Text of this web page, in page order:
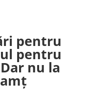
pentru
pentru
nu la